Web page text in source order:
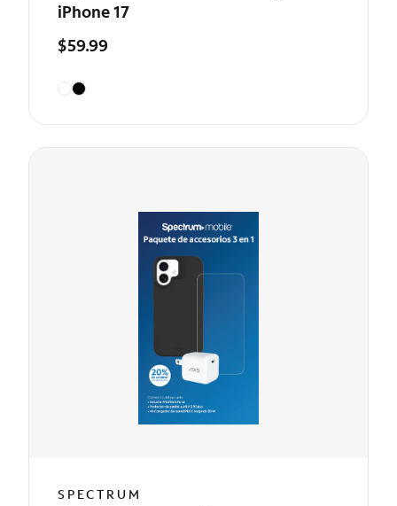
iPhone 17
$59.99
SPECTRUM